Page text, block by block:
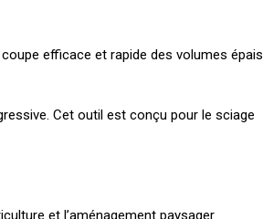
efficace et rapide des volumes épais
Cet outil est conçu pour le sciage
et l’aménagement paysager